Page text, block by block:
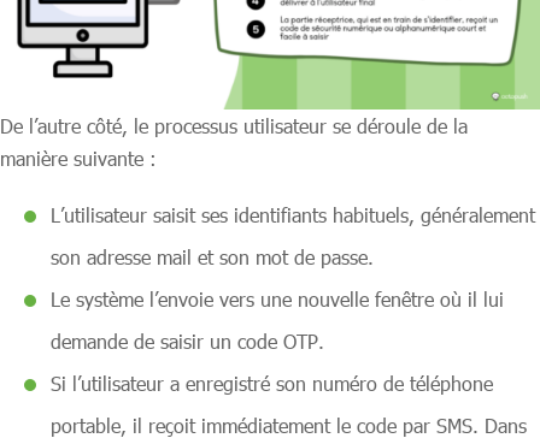
De l’autre côté, le processus utilisateur se déroule de la
manière suivante :
L’utilisateur saisit ses identifiants habituels, généralement
son adresse mail et son mot de passe.
Le système l’envoie vers une nouvelle fenêtre où il lui
demande de saisir un code OTP.
Si l’utilisateur a enregistré son numéro de téléphone
portable, il reçoit immédiatement le code par SMS. Dans